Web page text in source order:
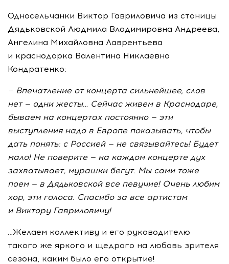
Односельчанки Виктор Гавриловича из станицы
Дядьковской Людмила Владимировна Андреева,
Ангелина Михайловна Лаврентьева
и краснодарка Валентина Никлаевна
Кондратенко:
— Впечатление от концерта сильнейшее, слов
нет — одни жесты… Сейчас живем в Краснодаре,
бываем на концертах постоянно — эти
выступления надо в Европе показывать, чтобы
дать понять: с Россией — не связывайтесь! Будет
мало! Не поверите — на каждом концерте дух
захватывает, мурашки бегут. Мы сами тоже
поем — в Дядьковской все певучие! Очень любим
хор, эти голоса. Спасибо за все артистам
и Виктору Гавриловичу!
…Желаем коллективу и его руководителю
такого же яркого и щедрого на любовь зрителя
сезона, каким было его открытие!